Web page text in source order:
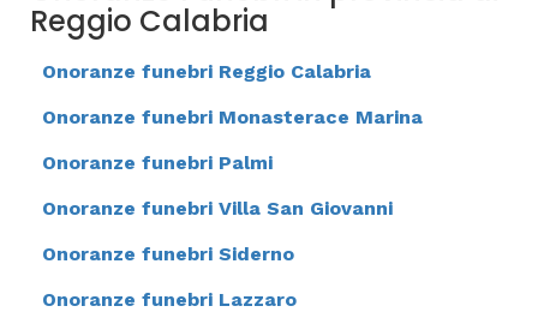
Reggio Calabria
Onoranze funebri Reggio Calabria
Onoranze funebri Monasterace Marina
Onoranze funebri Palmi
Onoranze funebri Villa San Giovanni
Onoranze funebri Siderno
Onoranze funebri Lazzaro